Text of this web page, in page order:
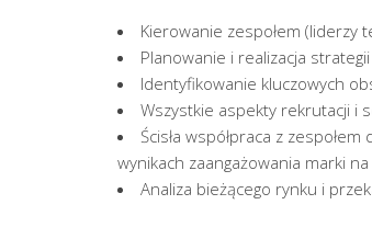
Kierowanie zespołem
Planowanie i realizacja
Identyfikowanie kluczowych
Wszystkie aspekty rekrutacji i
Ścisła współpraca z
wynikach zaangażowania marki
Analiza bieżącego rynku i